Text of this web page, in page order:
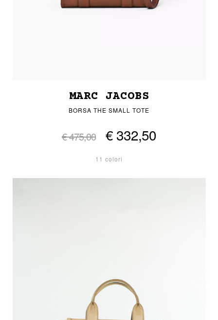
MARC JACOBS
BORSA THE SMALL TOTE
€ 475,00 € 332,50
11 colori